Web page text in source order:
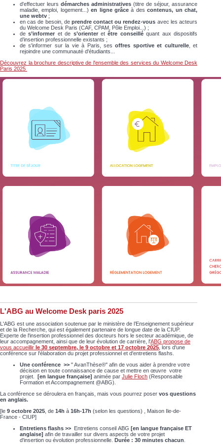
d'effectuer leurs démarches administratives (titre de séjour, assurance
maladie, emploi, logement...)en ligne grâce à descontenus, un chat,
une webtv ;
en cas de besoin, de prendre contact ou rendez-vous avec les acteurs
du Welcome Desk Paris (CAF, CPAM, Pôle Emploi...) ;
des’informer et de s’orienteretêtre conseilléquant aux dispositifs
d’insertion professionnelle existants ;
de s'informer sur la vie à Paris, sesoffres sportive et culturelle, et
rejoindre une communauté d'étudiants...
Découvrez la brochure descriptive de l'ensemble des services du Welcome Desk
Paris 2025
L'ABG au Welcome Desk paris 2025
L'ABG est une association soutenue par le ministère de l’Enseignement supérieur
et de la Recherche, qui est également partenaire de longue date de la CIUP.
Experte de l'insertion professionnel des docteurs hors le secteur académique, de
leur accompagnement, ainsi que de leur évolution de carrière, l'ABG propose de
vous accueillir le 30 septembre, le 9 octobre et 17 octobre 2025 , lors d'une
conférence sur l'élaboration du projet professionnel et d'entretiens flashs.
Une conférence >> " AvanThèse®" afin de vous aider à prendre votre
décision en toute connaissance de cause et mettre en œuvre votre
projet. [en langue française] animée par Julie Floch (Responsable
Formation et Accompagnement @ABG).
La conférence se déroulera en français, mais vous pourrez poser vos questions
en anglais.
[le 9 octobre 2025 , de 14h à 16h-17h (selon les questions) , Maison Ile-de-
France - CIUP]
Entretiens flashs >> Entretiens conseil ABG [en langue française ET
anglaise] afin de travailler sur divers aspects de votre projet
d'insertion ou évolution professionnelle. Durée : 30 minutes chacun